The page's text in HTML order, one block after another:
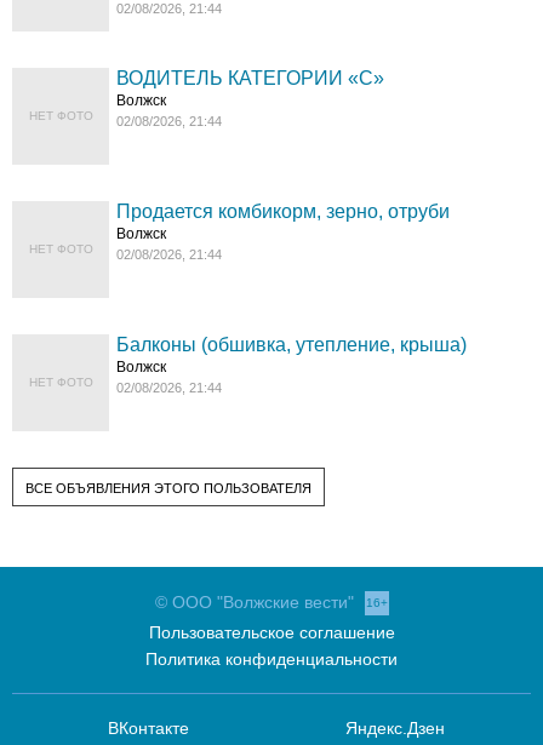
02/08/2026, 21:44
НЕТ ФОТО
ВОДИТЕЛЬ КАТЕГОРИИ «C»
Волжск
02/08/2026, 21:44
НЕТ ФОТО
Продается комбикорм, зерно, отруби
Волжск
02/08/2026, 21:44
НЕТ ФОТО
Балконы (обшивка, утепление, крыша)
Волжск
02/08/2026, 21:44
ВСЕ ОБЪЯВЛЕНИЯ ЭТОГО ПОЛЬЗОВАТЕЛЯ
© ООО "Волжские вести" 16+
Пользовательское соглашение
Политика конфиденциальности
ВКонтакте Яндекс.Дзен